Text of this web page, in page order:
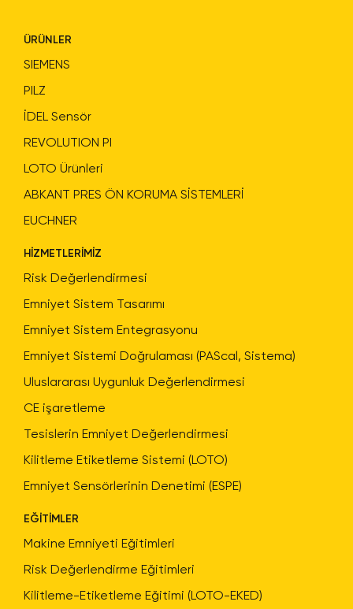
ÜRÜNLER
SIEMENS
PILZ
İDEL Sensör
REVOLUTION PI
LOTO Ürünleri
ABKANT PRES ÖN KORUMA SİSTEMLERİ
EUCHNER
HİZMETLERİMİZ
Risk Değerlendirmesi
Emniyet Sistem Tasarımı
Emniyet Sistem Entegrasyonu
Emniyet Sistemi Doğrulaması (PAScal, Sistema)
Uluslararası Uygunluk Değerlendirmesi
CE işaretleme
Tesislerin Emniyet Değerlendirmesi
Kilitleme Etiketleme Sistemi (LOTO)
Emniyet Sensörlerinin Denetimi (ESPE)
EĞİTİMLER
Makine Emniyeti Eğitimleri
Risk Değerlendirme Eğitimleri
Kilitleme-Etiketleme Eğitimi (LOTO-EKED)